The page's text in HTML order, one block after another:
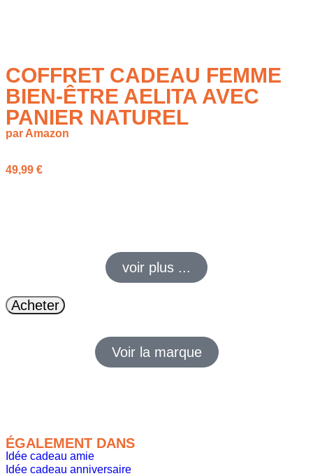
COFFRET CADEAU FEMME
BIEN-ÊTRE AELITA AVEC
PANIER NATUREL
par Amazon
49,99 €
voir plus ...
Acheter
Voir la marque
ÉGALEMENT DANS
Idée cadeau amie
Idée cadeau anniversaire